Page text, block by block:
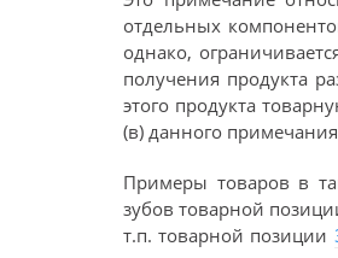
отдельных
однако,
получения продукта
этого продукта
(в) данного
Примеры товаров в
зубов товарной
т.п. товарной позиции